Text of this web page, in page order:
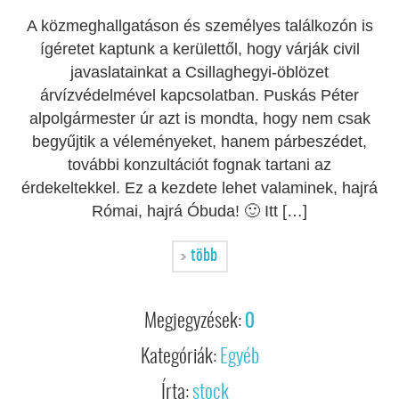
A közmeghallgatáson és személyes találkozón is
ígéretet kaptunk a kerülettől, hogy várják civil
javaslatainkat a Csillaghegyi-öblözet
árvízvédelmével kapcsolatban. Puskás Péter
alpolgármester úr azt is mondta, hogy nem csak
begyűjtik a véleményeket, hanem párbeszédet,
további konzultációt fognak tartani az
érdekeltekkel. Ez a kezdete lehet valaminek, hajrá
Római, hajrá Óbuda! 🙂 Itt […]
több
Megjegyzések: 0
Kategóriák: Egyéb
Írta:stock